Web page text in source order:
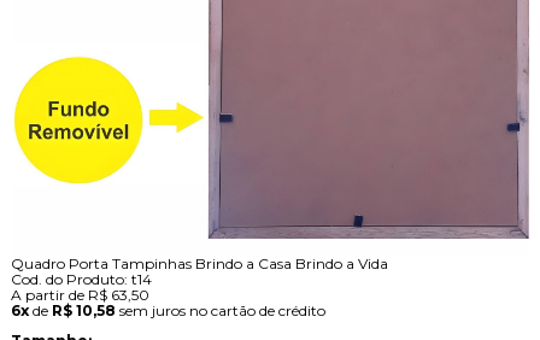
Quadro Porta Tampinhas Brindo a Casa Brindo a Vida
Cod. do Produto: t14
A partir de R$ 63,50
6xde R$ 10,58 sem juros no cartão de crédito